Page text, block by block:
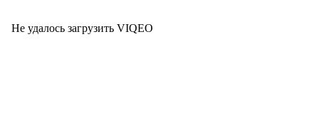
Не удалось загрузить VIQEO